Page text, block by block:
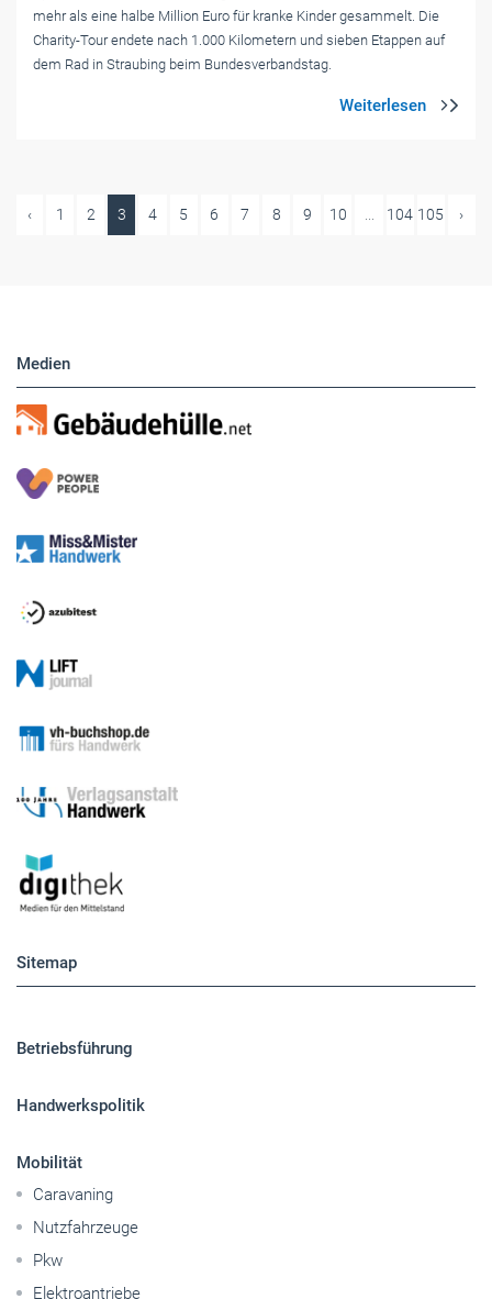
mehr als eine halbe Million Euro für kranke Kinder gesammelt. Die
Charity-Tour endete nach 1.000 Kilometern und sieben Etappen auf
dem Rad in Straubing beim Bundesverbandstag.
‹ 1 2 3 4 5 6 7 8 9 10 ... 104 105 ›
Medien
Sitemap
Betriebsführung
Handwerkspolitik
Mobilität
Caravaning
Nutzfahrzeuge
Pkw
Elektroantriebe